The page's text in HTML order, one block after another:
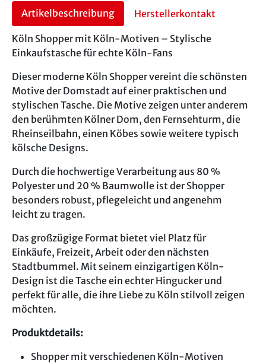
Artikelbeschreibung Herstellerkontakt
Köln Shopper mit Köln-Motiven – Stylische
Einkaufstasche für echte Köln-Fans
Dieser moderne Köln Shopper vereint die schönsten
Motive der Domstadt auf einer praktischen und
stylischen Tasche. Die Motive zeigen unter anderem
den berühmten Kölner Dom, den Fernsehturm, die
Rheinseilbahn, einen Köbes sowie weitere typisch
kölsche Designs.
Durch die hochwertige Verarbeitung aus 80 %
Polyester und 20 % Baumwolle ist der Shopper
besonders robust, pflegeleicht und angenehm
leicht zu tragen.
Das großzügige Format bietet viel Platz für
Einkäufe, Freizeit, Arbeit oder den nächsten
Stadtbummel. Mit seinem einzigartigen Köln-
Design ist die Tasche ein echter Hingucker und
perfekt für alle, die ihre Liebe zu Köln stilvoll zeigen
möchten.
Produktdetails:
Shopper mit verschiedenen Köln-Motiven